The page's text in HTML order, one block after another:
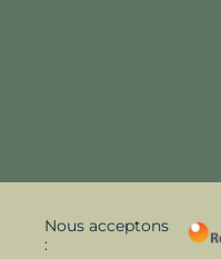
Nous acceptons
: